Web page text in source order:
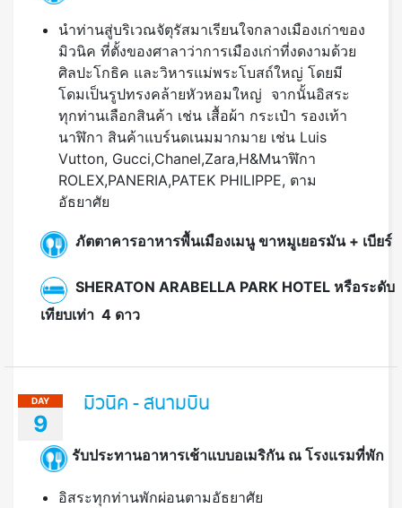
นำท่านสู่บริเวณจัตุรัสมาเรียนใจกลางเมืองเก่าของ
มิวนิค ที่ตั้งของศาลาว่าการเมืองเก่าที่งดงามด้วย
ศิลปะโกธิค และวิหารแม่พระโบสถ์ใหญ่ โดยมี
โดมเป็นรูปทรงคล้ายหัวหอมใหญ่ จากนั้นอิสระ
ทุกท่านเลือกสินค้า เช่น เสื้อผ้า กระเป๋า รองเท้า
นาฬิกา สินค้าแบร์นดเนมมากมาย เช่น Luis
Vutton, Gucci,Chanel,Zara,H&Mนาฬิกา
ROLEX,PANERIA,PATEK PHILIPPE, ตาม
อัธยาศัย
ภัตตาคารอาหารพื้นเมืองเมนู ขาหมูเยอรมัน + เบียร์
SHERATON ARABELLA PARK HOTEL หรือระดับ
เทียบเท่า 4 ดาว
DAY
9
มิวนิค - สนามบิน
รับประทานอาหารเช้าแบบอเมริกัน ณ โรงแรมที่พัก
อิสระทุกท่านพักผ่อนตามอัธยาศัย